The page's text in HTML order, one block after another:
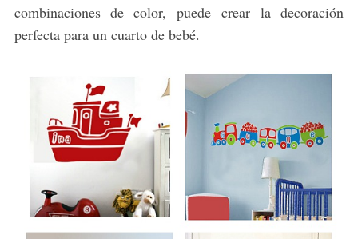
combinaciones de color, puede crear la decoración
perfecta para un cuarto de bebé.